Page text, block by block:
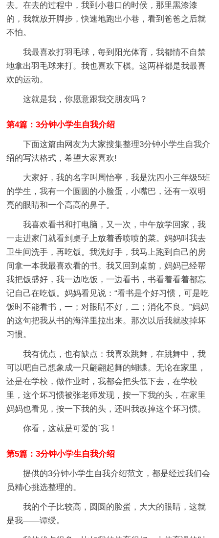
去。在去的过程中，我到小巷口的时侯，那里黑漆漆
的，我就放开脚步，快速地跑出小巷，看到爸爸之后就
不怕。
我最喜欢打羽毛球，每到阳光体育，我都情不自禁
地拿出羽毛球来打。我也喜欢下棋。这两样都是我最喜
欢的运动。
这就是我，你愿意跟我交朋友吗？
第4篇：3分钟小学生自我介绍
下面这篇由网友为大家搜集整理3分钟小学生自我介
绍的写法格式，希望大家喜欢!
大家好，我的名字叫周怡亭，我是沈四小三年级5班
的学生，我有一个圆圆的小脸蛋，小嘴巴，还有一双明
亮的眼睛和一个高高的鼻子。
我喜欢看书和打电脑，又一次，中午放学回家，我
一走进家门就看到桌子上放着香喷喷的菜。妈妈叫我去
卫生间洗手，再吃饭。我洗好手，我马上跑到自己的房
间拿一本我最喜欢看的书。我又回到桌前，妈妈已经帮
我把饭盛好，我一边吃饭，一边看书，书看着看着都忘
记自己在吃饭。妈妈看见说：“看书是个好习惯，可是吃
饭时不能看书，一；对眼睛不好，二；消化不良。”妈妈
的这句把我从书的海洋里拉出来。那次以后我就改掉坏
习惯。
我有优点，也有缺点：我喜欢跳舞，在跳舞中，我
可以吧自己想象成一只翩翩起舞的蝴蝶。无论在家里，
还是在学校，做作业时，我都会把头低下去，在学校
里，这个坏习惯被张老师发现，按一下我的头，在家里
妈妈也看见，按一下我的头，还叫我改掉这个坏习惯。
你看，这就是可爱的`我！
第5篇：3分钟小学生自我介绍
提供的3分钟小学生自我介绍范文，都是经过我们会
员精心挑选整理的。
我的个子比较高，圆圆的脸蛋，大大的眼睛，这就
是我――谭绶。